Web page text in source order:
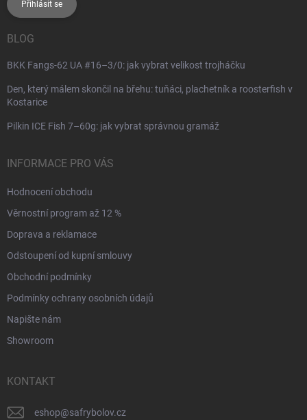
Přihlásit se
BLOG
BKK Fangs-62 UA #16–3/0: jak vybrat velikost trojháčku
Den, který málem skončil na břehu: tuňáci, plachetník a roosterfish v
Kostarice
Pilkin ICE Fish 7–60g: jak vybrat správnou gramáž
INFORMACE PRO VÁS
Hodnocení obchodu
Věrnostní program až 12 %
Doprava a reklamace
Odstoupení od kupní smlouvy
Obchodní podmínky
Podmínky ochrany osobních údajů
Napište nám
Showroom
KONTAKT
eshop@safrybolov.cz